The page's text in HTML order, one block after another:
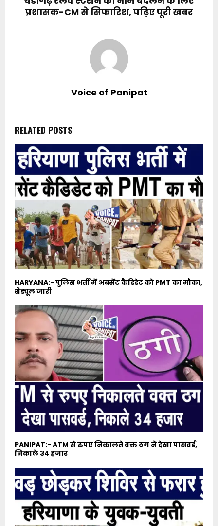
प्रशासक-CM से सिफारिश, पढ़िए पूरी खबर
Voice of Panipat
RELATED POSTS
HARYANA:- पुलिस भर्ती में अबसेंट कैडिडेट को PMT का मौका,
शेड्यूल जारी
PANIPAT:- ATM से रुपए निकालते वक्त ठग ने देखा पासवर्ड,
निकाले 34 हजार